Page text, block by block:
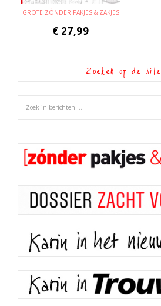
GROTE ZÓNDER PAKJES & ZAKJES
€ 27,99
Zoeken op de site